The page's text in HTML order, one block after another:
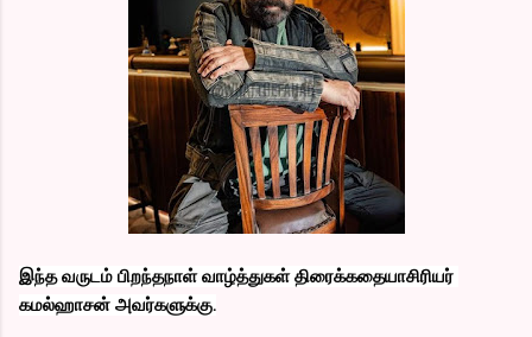
இந்த வருடம் பிறந்தநாள்‌ வாழ்த்துகள் திரைக்கதையாசிரியர்
கமல்ஹாசன் அவர்களுக்கு.